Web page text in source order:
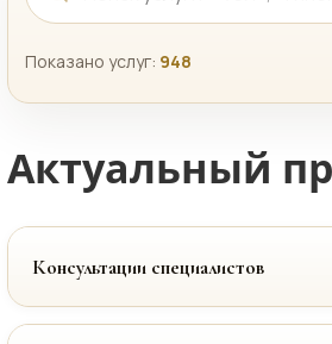
Показано услуг: 948
Актуальный
Консультации специалистов